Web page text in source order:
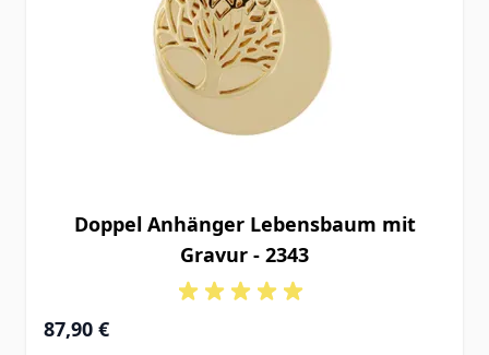
Doppel Anhänger Lebensbaum mit
Gravur - 2343
87,90 €